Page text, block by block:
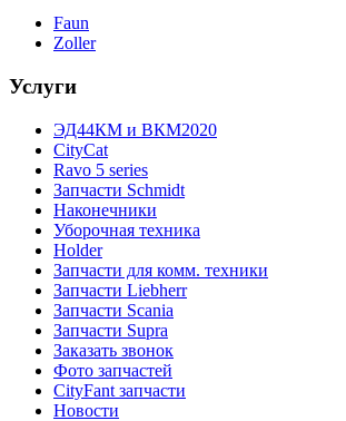
Faun
Zoller
Услуги
ЭД44КМ и ВКМ2020
CityCat
Ravo 5 series
Запчасти Schmidt
Наконечники
Уборочная техника
Holder
Запчасти для комм. техники
Запчасти Liebherr
Запчасти Scania
Запчасти Supra
Заказать звонок
Фото запчастей
CityFant запчасти
Новости